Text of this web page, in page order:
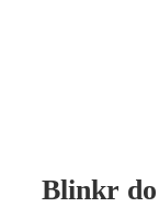
Blinkr